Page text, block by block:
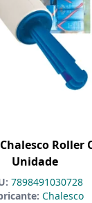
Roller
Unidade
7898491030728
Chalesco